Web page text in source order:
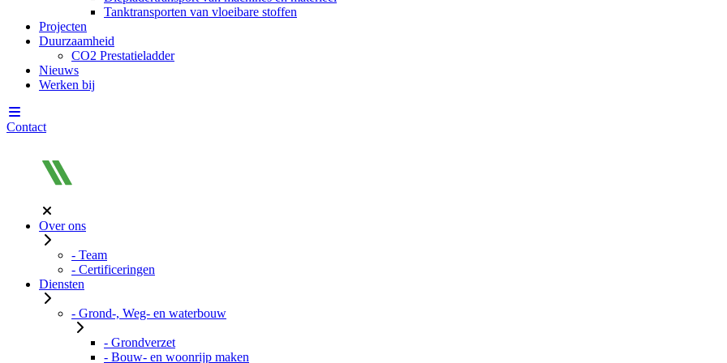
Tanktransporten van vloeibare stoffen
Projecten
Duurzaamheid
CO2 Prestatieladder
Nieuws
Werken bij
Contact
Over ons
- Team
- Certificeringen
Diensten
- Grond-, Weg- en waterbouw
- Grondverzet
- Bouw- en woonrijp maken